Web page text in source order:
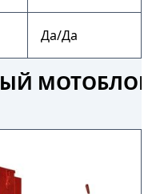
Да/Да
МОТОБЛОК